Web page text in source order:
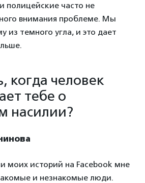
полицейские часто не
внимания проблеме. Мы
из темного угла, и это дает
когда человек
тебе о
насилии?
моих историй на Facebook мне
и незнакомые люди.